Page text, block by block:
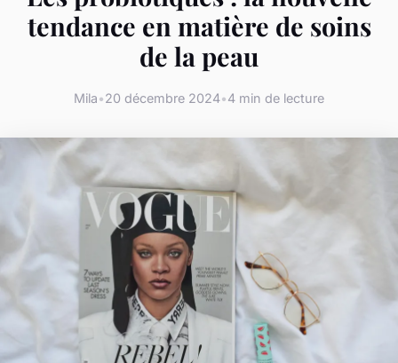
tendance en matière de soins
de la peau
Mila•20 décembre 2024•4 min de lecture